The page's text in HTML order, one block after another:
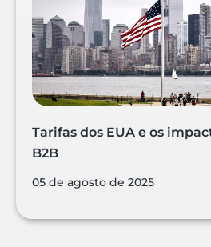
Tarifas dos EUA e os
B2B
05 de agosto de 2025